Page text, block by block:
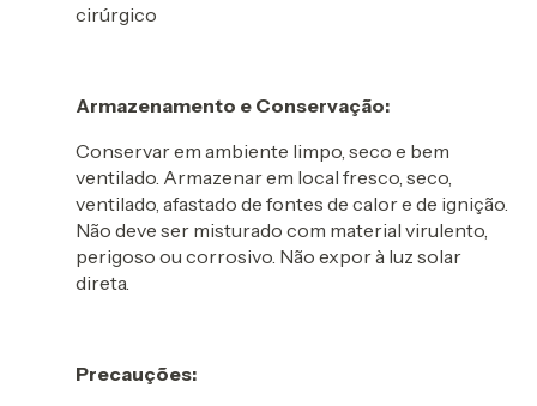
cirúrgico
Armazenamento e Conservação:
Conservar em ambiente limpo, seco e bem
ventilado. Armazenar em local fresco, seco,
ventilado, afastado de fontes de calor e de ignição.
Não deve ser misturado com material virulento,
perigoso ou corrosivo. Não expor à luz solar
direta.
Precauções: